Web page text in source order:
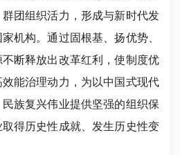
团组织活力，形成与新时代发
机构。通过固根基、扬优势、
断释放出改革红利，使制度优
能治理动力，为以中国式现代
族复兴伟业提供坚强的组织保
得历史性成就、发生历史性变